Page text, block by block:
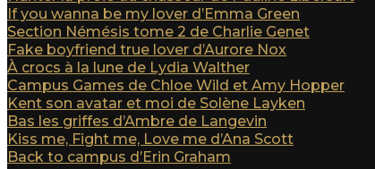
If you wanna be my lover d’Emma Green
Section Némésis tome 2 de Charlie Genet
Fake boyfriend true lover d’Aurore Nox
À crocs à la lune de Lydia Walther
Campus Games de Chloe Wild et Amy Hopper
Kent son avatar et moi de Solène Layken
Bas les griffes d’Ambre de Langevin
Kiss me, Fight me, Love me d’Ana Scott
Back to campus d’Erin Graham